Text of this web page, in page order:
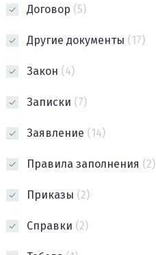
Договор (5)
Другие документы (17)
Закон (4)
Записки (7)
Заявление (14)
Правила заполнения (2)
Приказы (2)
Справки (2)